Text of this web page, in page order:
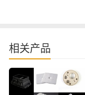
相关产品